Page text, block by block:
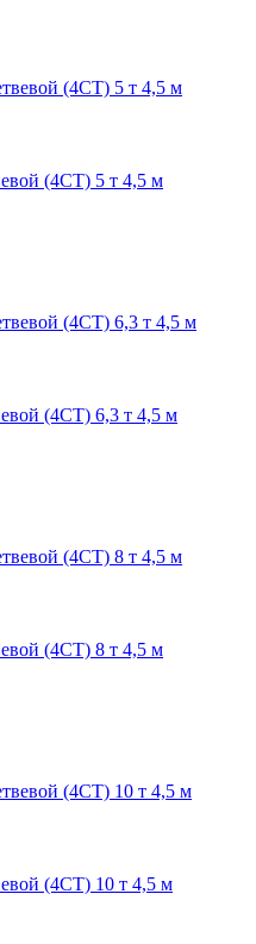
(4СТ) 5 т 4,5 м
(4СТ) 6,3 т 4,5 м
(4СТ) 8 т 4,5 м
(4СТ) 10 т 4,5 м